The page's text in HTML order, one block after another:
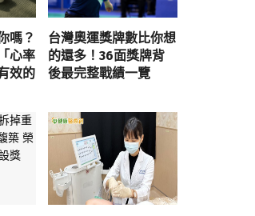
嗎？
心率
效的
台灣奧運獎牌數比你想
的還多！36面獎牌背
後最完整戰績一覽